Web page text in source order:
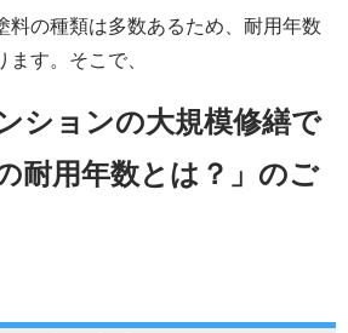
料の種類は多数あるため、耐用年数
す。そこで、
ションの大規模修繕で
耐用年数とは？ 」のご